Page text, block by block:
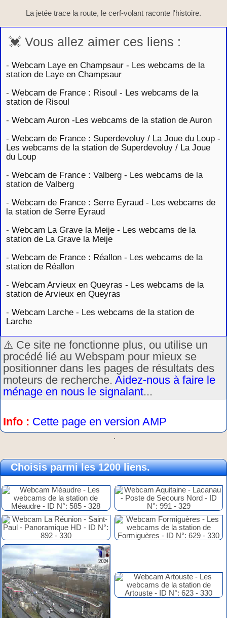
La jetée trace la route, le cerf-volant raconte l'histoire.
💓 Vous allez aimer ces liens :
- Webcam Laye en Champsaur - Les webcams de la
station de Laye en Champsaur
- Webcam de France : Risoul - Les webcams de la
station de Risoul
- Webcam Auron -Les webcams de la station de Auron
- Webcam de France : Superdevoluy / La Joue du Loup -
Les webcams de la station de Superdevoluy / La Joue
du Loup
- Webcam de France : Valberg - Les webcams de la
station de Valberg
- Webcam de France : Serre Eyraud - Les webcams de
la station de Serre Eyraud
- Webcam La Grave la Meije - Les webcams de la
station de La Grave la Meije
- Webcam de France : Réallon - Les webcams de la
station de Réallon
- Webcam Arvieux en Queyras - Les webcams de la
station de Arvieux en Queyras
- Webcam Larche - Les webcams de la station de
Larche
⚠️ Ce site ne fonctionne plus, ou utilise un
procédé lié au Webspam pour mieux se
positionner dans les pages de résultats des
moteurs de recherche. Aidez-nous à faire le
ménage en nous le signalant...
Info : Cette page en version AMP
.
Choisis parmi les 1200 liens.